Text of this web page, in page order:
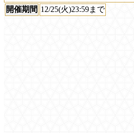
開催期間 12/25(火)23:59まで